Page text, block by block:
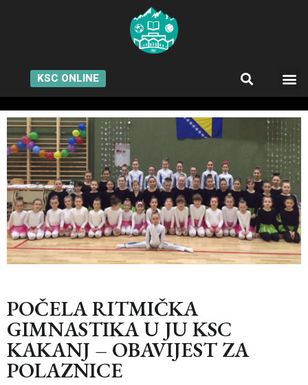
KSC ONLINE
POČELA RITMIČKA
GIMNASTIKA U JU KSC
KAKANJ – OBAVIJEST ZA
POLAZNICE